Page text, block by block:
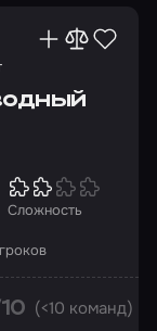
Сложность
(<10 команд)